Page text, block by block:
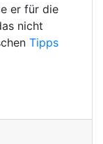
er für die
nicht
Tipps